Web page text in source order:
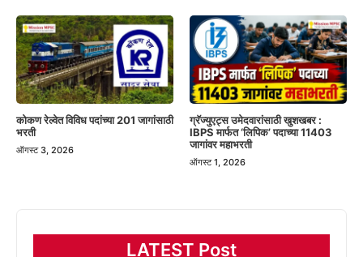
कोकण रेल्वेत विविध पदांच्या 201 जागांसाठी
भरती
ऑगस्ट 3, 2026
ग्रॅज्युएट्स उमेदवारांसाठी खुशखबर :
IBPS मार्फत ‘लिपिक’ पदाच्या 11403
जागांवर महाभरती
ऑगस्ट 1, 2026
LATEST Post